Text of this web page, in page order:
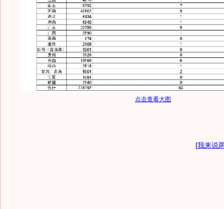
点击查看大图
[我来说